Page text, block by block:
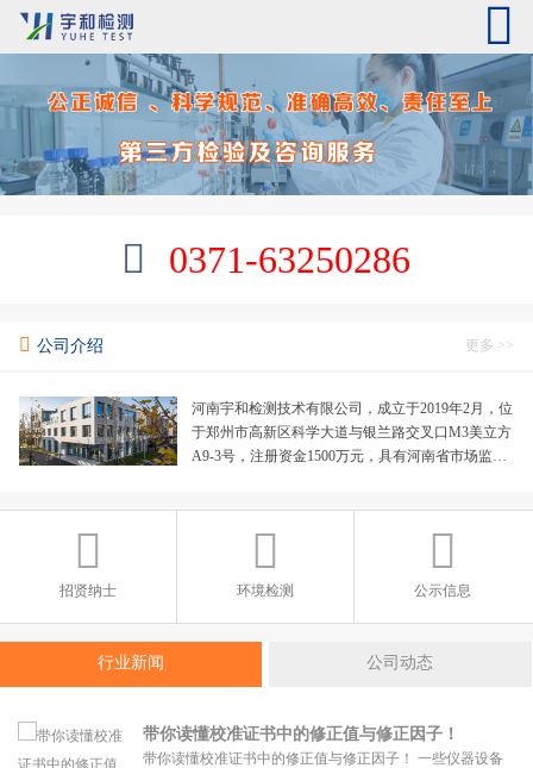
0371-63250286
公司介绍 更多 >>
河南宇和检测技术有限公司，成立于2019年2月，位
于郑州市高新区科学大道与银兰路交叉口M3美立方
A9-3号，注册资金1500万元，具有河南省市场监督
招贤纳士 环境检测 公示信息
行业新闻 公司动态
带你读懂校准证书中的修正值与修正因子！
带你读懂校准证书中的修正值与修正因子！ 一些仪器设备